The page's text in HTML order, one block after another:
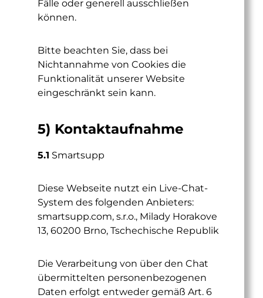
Fälle oder generell ausschließen
können.
Bitte beachten Sie, dass bei
Nichtannahme von Cookies die
Funktionalität unserer Website
eingeschränkt sein kann.
5) Kontaktaufnahme
5.1 Smartsupp
Diese Webseite nutzt ein Live-Chat-
System des folgenden Anbieters:
smartsupp.com, s.r.o., Milady Horakove
13, 60200 Brno, Tschechische Republik
Die Verarbeitung von über den Chat
übermittelten personenbezogenen
Daten erfolgt entweder gemäß Art. 6